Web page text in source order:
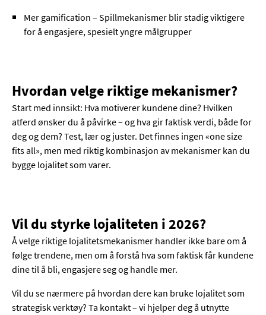
Mer gamification – Spillmekanismer blir stadig viktigere
for å engasjere, spesielt yngre målgrupper
Hvordan velge riktige mekanismer?
Start med innsikt: Hva motiverer kundene dine? Hvilken
atferd ønsker du å påvirke – og hva gir faktisk verdi, både for
deg og dem? Test, lær og juster. Det finnes ingen «one size
fits all», men med riktig kombinasjon av mekanismer kan du
bygge lojalitet som varer.
Vil du styrke lojaliteten i 2026?
Å velge riktige lojalitetsmekanismer handler ikke bare om å
følge trendene, men om å forstå hva som faktisk får kundene
dine til å bli, engasjere seg og handle mer.
Vil du se nærmere på hvordan dere kan bruke lojalitet som
strategisk verktøy? Ta kontakt – vi hjelper deg å utnytte